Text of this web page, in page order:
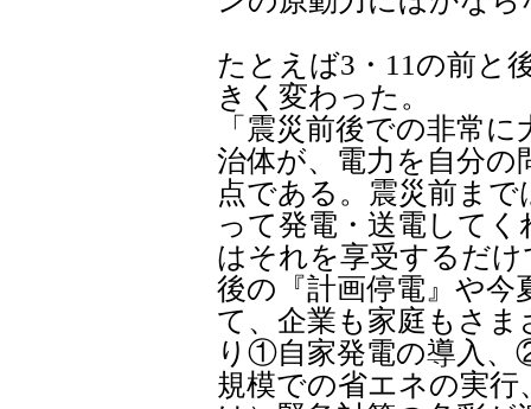
たとえば3・11の前と
きく変わった。
「震災前後での非常
治体が、電力を自分
点である。震災前ま
って発電・送電して
はそれを享受するだ
後の『計画停電』や今
て、企業も家庭もさ
り①自家発電の導入
規模での省エネの実